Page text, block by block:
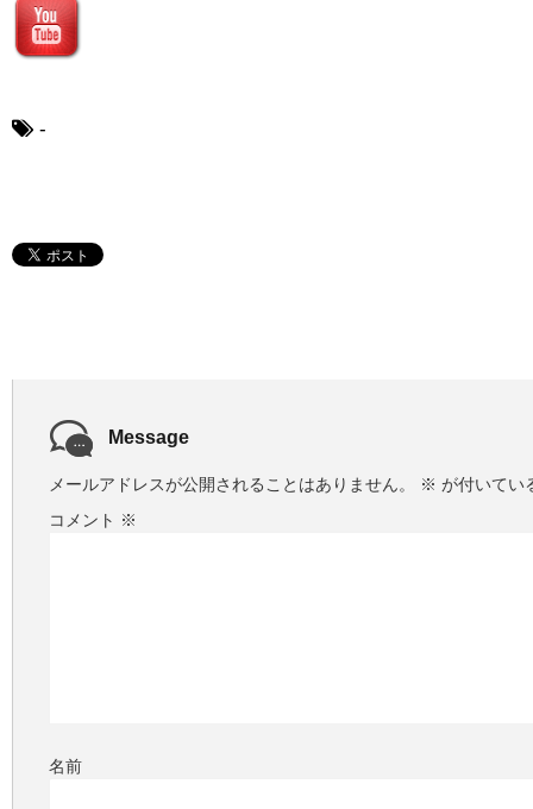
-
Message
メールアドレスが公開されることはありません。 ※ が付いてい
コメント ※
名前